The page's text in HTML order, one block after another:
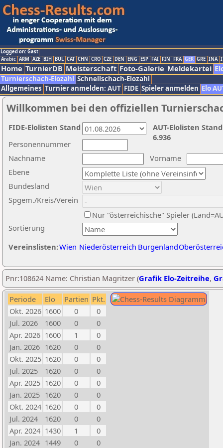
Logged on: Gast
Arabic ARM AZE BIH BUL CAT CHN CRO CZE DEN ENG ESP FAI FIN FRA GER GRE INA
Home TurnierDB Meisterschaft Foto-Galerie Meldekartei
Turnierschach-Elozahl Schnellschach-Elozahl
Allgemeines Turnier anmelden: AUT FIDE Spieler anmelden Elo
Willkommen bei den offiziellen
Nachname
Vorname
Ebene
Sortierung
Personennummer
Bundesland
Spgem./Kreis/Verein
Nur "österreichische" Spieler
Vereinslisten:Wien Niederösterreich Burgenland
AUT-Elolisten
6.936
FIDE-Elolisten Stand
Pnr:108624 Name: Christian Magritzer (Grafik Elo-Zeitreihe,
Periode Elo Partien Pkt.
Okt. 2026 1600 0
0
Jul. 2026
1600 0
0
Apr. 2026 1600 1
0
Jan. 2026 1620 0
0
Okt. 2025 1620 0
0
Jul. 2025
1620 0
0
Apr. 2025 1620 0
0
Jan. 2025 1620 0
0
Okt. 2024 1620 0
0
Jul. 2024
1620 0
0
Apr. 2024 1430 1
0
Jan. 2024 1449 0
0